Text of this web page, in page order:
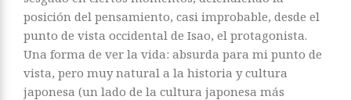
posición del pensamiento, casi improbable, desde el
punto de vista occidental de Isao, el protagonista.
Una forma de ver la vida: absurda para mi punto de
vista, pero muy natural a la historia y cultura
japonesa (un lado de la cultura japonesa más